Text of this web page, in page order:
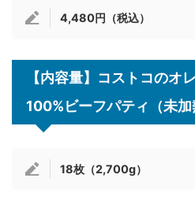
4,480円（税込）
【内容量】コストコのオ
100%ビーフパティ（未加
18枚（2,700g）